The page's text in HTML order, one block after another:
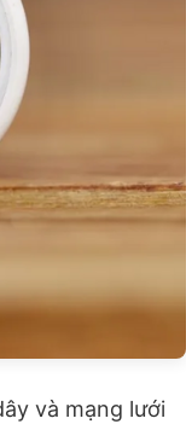
và mạng lưới